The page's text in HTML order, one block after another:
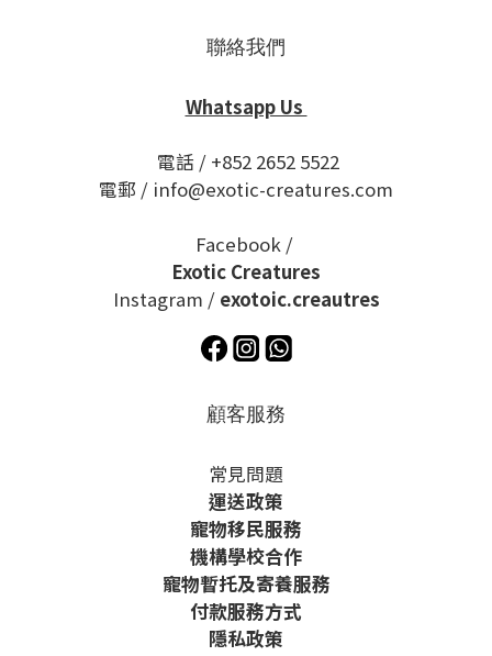
聯絡我們
Whatsapp Us
電話 / +852 2652 5522
電郵 / info@exotic-creatures.com
Facebook /
Exotic Creatures
Instagram / exotoic.creautres
顧客服務
常見問題
運送政策
寵物移民服務
機構學校合作
寵物暫托及寄養服務
付款服務方式
隱私政策